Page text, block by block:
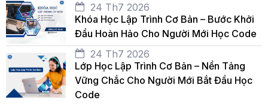
24 Th7 2026
Khóa Học Lập Trình Cơ Bản – Bước Khởi
Đầu Hoàn Hảo Cho Người Mới Học Code
24 Th7 2026
Lớp Học Lập Trình Cơ Bản – Nền Tảng
Vững Chắc Cho Người Mới Bắt Đầu Học
Code